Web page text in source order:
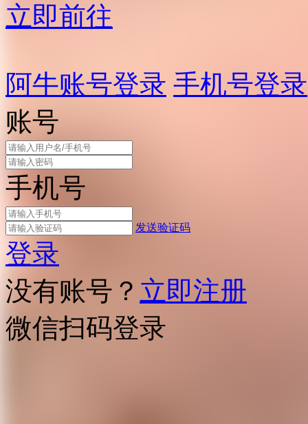
立即前往
阿牛账号登录 手机号登录
账号
手机号
发送验证码
登录
没有账号？ 立即注册
微信扫码登录